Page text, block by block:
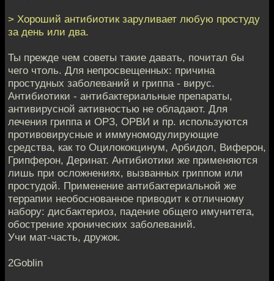
> Хороший антибиотик заруливает любую простуду
за день или два.
Ты прежде чем советы такие давать, почитал бы
чего чтоль. Для непросвещенных: причина
простудных заболеваний и гриппа - вирус.
Антибиотики - антибактериальные препараты,
антивирусной активностью не обладают. Для
лечения гриппа и ОРЗ, ОРВИ и пр. используются
противовирусные и иммуномодулирующие
средства, как то Оцилококцинум, Арбидол, Виферон,
Грипферон, Деринат. Антибиотики же применяются
лишь при осложнениях, вызванных гриппом или
простудой. Применение антибактериальной же
террапии необоснованное приводит к отличному
набору: дисбактериоз, падение общего имунитета,
обострение хронических заболеваний.
Учи мат-часть, дружок.
2Goblin